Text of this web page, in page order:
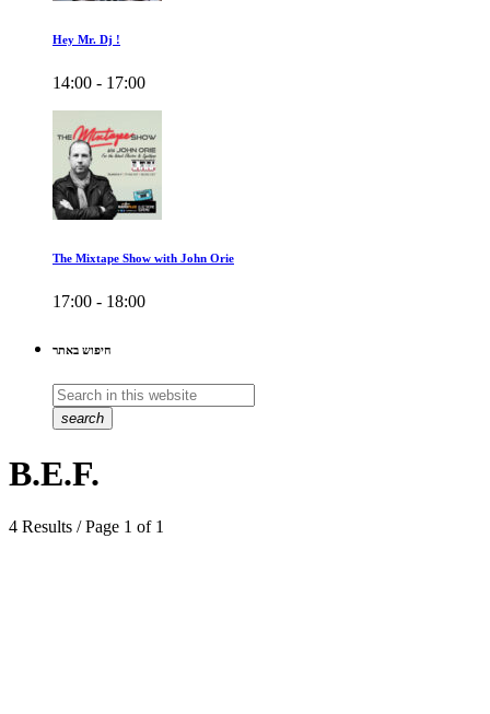
Hey Mr. Dj !
14:00 - 17:00
The Mixtape Show with John Orie
17:00 - 18:00
חיפוש באתר
search
B.E.F.
4 Results / Page 1 of 1